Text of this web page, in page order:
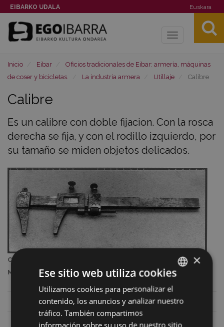
EIBARKO UDALA Euskara
Toggle
Inicio Eibar
Oficios tradicionales de Eibar: armería, máquinas
de coser y bicicletas.
La industria armera Utillaje Calibre
Calibre
Es un calibre con doble fijacion. Con la rosca
derecha se fija, y con el rodillo izquierdo, por
su tamaño se miden objetos delicados.
Calibre. Fábrica Ignacio Zubillaga, Eibar. (1994, Archivo
Municipal de Eibar).
Nombre en castellano Calibre
Nombre en euskara Kalibrea
BASQUE
SPANISH
×
Ese sitio web utiliza cookies
Utilizamos cookies para personalizar el
contenido, los anuncios y analizar nuestro
tráfico. También compartimos
información sobre su uso de nuestro sitio